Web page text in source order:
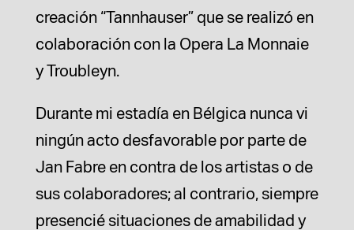
creación “Tannhauser” que se realizó en
colaboración con la Opera La Monnaie
y Troubleyn.
Durante mi estadía en Bélgica nunca vi
ningún acto desfavorable por parte de
Jan Fabre en contra de los artistas o de
sus colaboradores; al contrario, siempre
presencié situaciones de amabilidad y